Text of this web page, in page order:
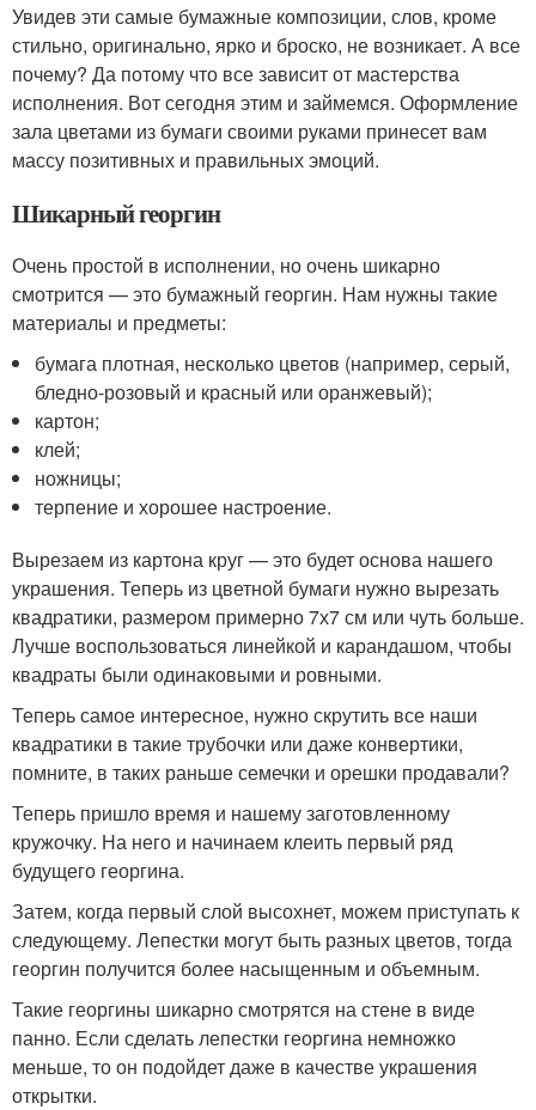
Увидев эти самые бумажные композиции, слов, кроме
стильно, оригинально, ярко и броско, не возникает. А все
почему? Да потому что все зависит от мастерства
исполнения. Вот сегодня этим и займемся. Оформление
зала цветами из бумаги своими руками принесет вам
массу позитивных и правильных эмоций.
Шикарный георгин
Очень простой в исполнении, но очень шикарно
смотрится — это бумажный георгин. Нам нужны такие
материалы и предметы:
бумага плотная, несколько цветов (например, серый,
бледно-розовый и красный или оранжевый);
картон;
клей;
ножницы;
терпение и хорошее настроение.
Вырезаем из картона круг — это будет основа нашего
украшения. Теперь из цветной бумаги нужно вырезать
квадратики, размером примерно 7х7 см или чуть больше.
Лучше воспользоваться линейкой и карандашом, чтобы
квадраты были одинаковыми и ровными.
Теперь самое интересное, нужно скрутить все наши
квадратики в такие трубочки или даже конвертики,
помните, в таких раньше семечки и орешки продавали?
Теперь пришло время и нашему заготовленному
кружочку. На него и начинаем клеить первый ряд
будущего георгина.
Затем, когда первый слой высохнет, можем приступать к
следующему. Лепестки могут быть разных цветов, тогда
георгин получится более насыщенным и объемным.
Такие георгины шикарно смотрятся на стене в виде
панно. Если сделать лепестки георгина немножко
меньше, то он подойдет даже в качестве украшения
открытки.